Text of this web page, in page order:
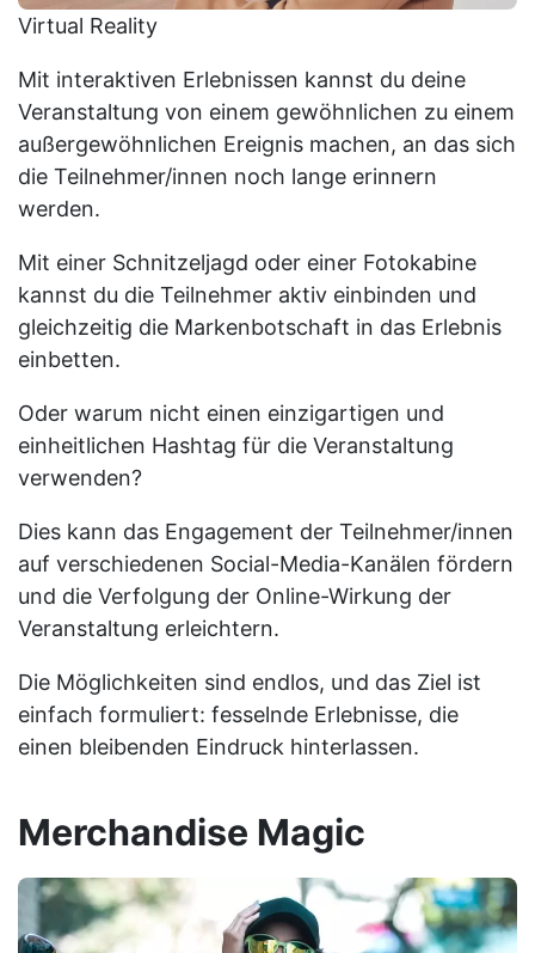
Virtual Reality
Mit interaktiven Erlebnissen kannst du deine
Veranstaltung von einem gewöhnlichen zu einem
außergewöhnlichen Ereignis machen, an das sich
die Teilnehmer/innen noch lange erinnern
werden.
Mit einer Schnitzeljagd oder einer Fotokabine
kannst du die Teilnehmer aktiv einbinden und
gleichzeitig die Markenbotschaft in das Erlebnis
einbetten.
Oder warum nicht einen einzigartigen und
einheitlichen Hashtag für die Veranstaltung
verwenden?
Dies kann das Engagement der Teilnehmer/innen
auf verschiedenen Social-Media-Kanälen fördern
und die Verfolgung der Online-Wirkung der
Veranstaltung erleichtern.
Die Möglichkeiten sind endlos, und das Ziel ist
einfach formuliert: fesselnde Erlebnisse, die
einen bleibenden Eindruck hinterlassen.
Merchandise Magic